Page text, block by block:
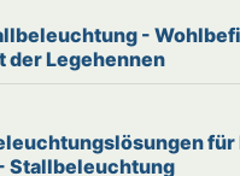
-
Legehennen
für
Stallbeleuchtung